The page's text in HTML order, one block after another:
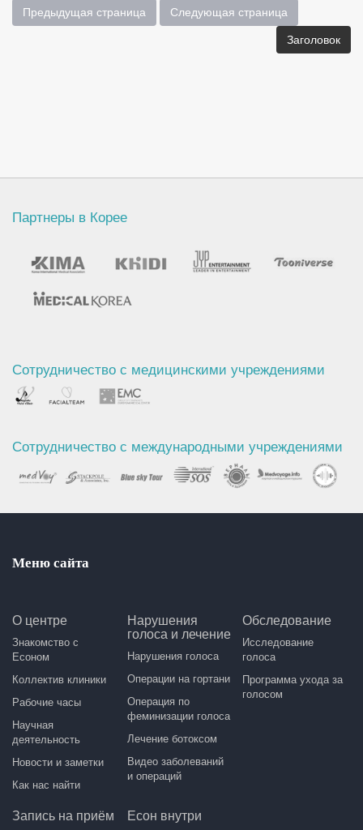
Предыдущая страница Следующая страница
Заголовок
Партнеры в Корее
Сотрудничество с медицинскими учреждениями
Сотрудничество с международными учреждениями
Меню сайта
О центре
Знакомство с
Есоном
Коллектив клиники
Рабочие часы
Научная
деятельность
Новости и заметки
Как нас найти
Нарушения
голоса и лечение
Нарушения голоса
Операции на гортани
Операция по
феминизации голоса
Лечение ботоксом
Видео заболеваний
и операций
Обследование
Исследование
голоса
Программа ухода за
голосом
Запись на приём Есон внутри